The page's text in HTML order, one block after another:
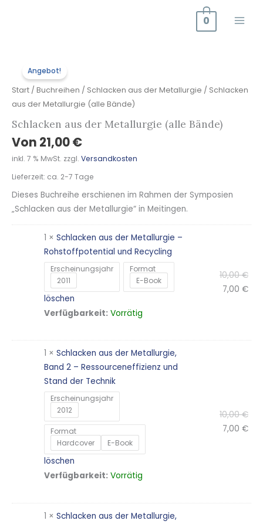
0
Angebot!
Start / Buchreihen / Schlacken aus der Metallurgie / Schlacken
aus der Metallurgie (alle Bände)
Schlacken aus der Metallurgie (alle Bände)
Von 21,00€
inkl. 7 % MwSt. zzgl. Versandkosten
Lieferzeit: ca. 2-7 Tage
Dieses Buchreihe erschienen im Rahmen der Symposien
„Schlacken aus der Metallurgie“ in Meitingen.
1 × Schlacken aus der Metallurgie –
Rohstoffpotential und Recycling
Erscheinungsjahr
2011
Format
E-Book
löschen
Verfügbarkeit: Vorrätig
10,00€
7,00 €
1 × Schlacken aus der Metallurgie,
Band 2 – Ressourceneffizienz und
Stand der Technik
Erscheinungsjahr
2012
Format
Hardcover
E-Book
löschen
Verfügbarkeit: Vorrätig
10,00€
7,00 €
1 × Schlacken aus der Metallurgie,
aus
der
Metallurgie
Bände)
Menge